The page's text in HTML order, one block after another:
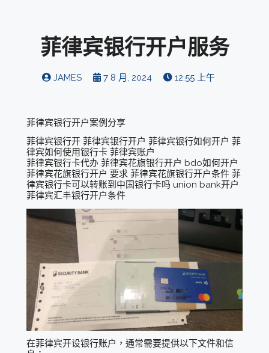
菲律宾银行开户服务
JAMES 7 8 月, 2024 12:55 上午
菲律宾银行开户案例分享
菲律宾银行开 菲律宾银行开户 菲律宾银行如何开户 菲
律宾如何使用银行卡 菲律宾账户
菲律宾银行卡代办 菲律宾花旗银行开户 bdo如何开户
菲律宾花旗银行开户 要求 菲律宾花旗银行开户条件 菲
律宾银行卡可以转账到中国银行卡吗 union bank开户
菲律宾汇丰银行开户条件
在菲律宾开设银行账户，通常需要提供以下文件和信